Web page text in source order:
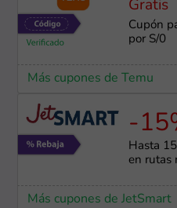
Gratis
Cupón
por S/0
Más cupones de Temu
-
Hasta
en rutas
Más cupones de JetSmart